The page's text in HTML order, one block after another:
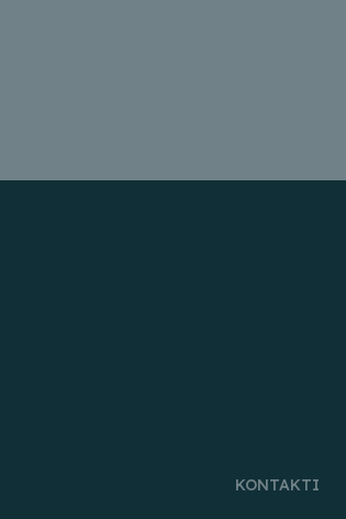
KONTAKTI